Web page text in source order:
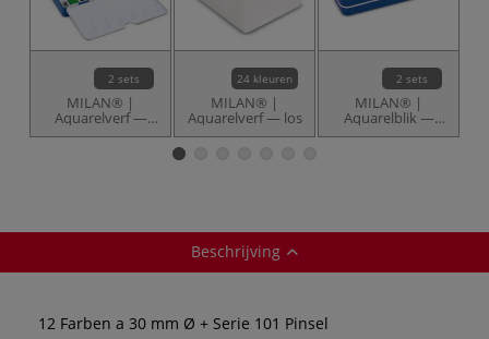
2 sets
MILAN® |
Aquarelverf —
sets
24 kleuren
MILAN® |
Aquarelverf — los
2 sets
MILAN® |
Aquarelblik —
leeg
Beschrijving
12 Farben a 30 mm Ø + Serie 101 Pinsel